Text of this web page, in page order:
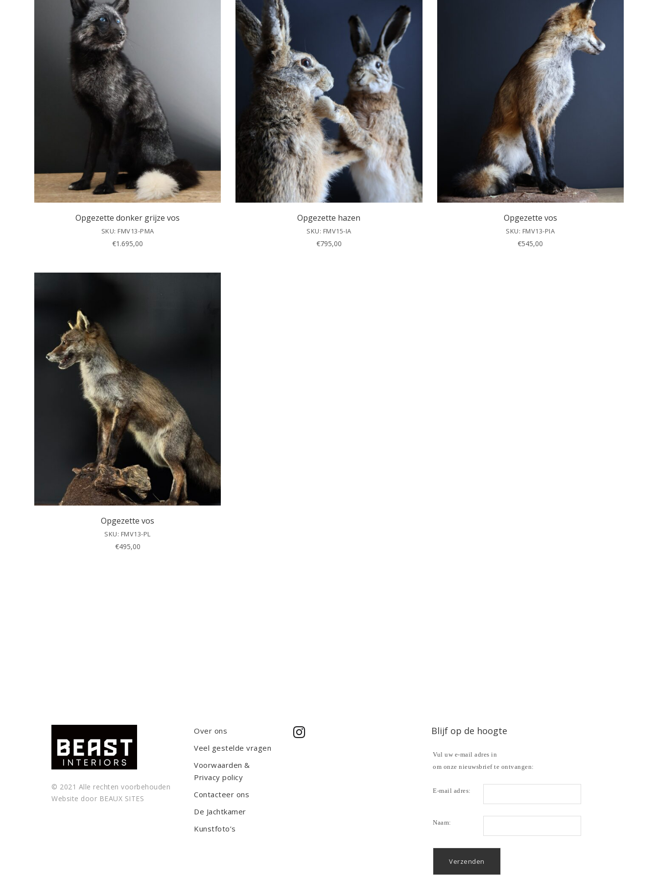
Opgezette donker grijze vos
SKU: FMV13-PMA
€1.695,00
Opgezette hazen
SKU: FMV15-IA
€795,00
Opgezette vos
SKU: FMV13-PIA
€545,00
Opgezette vos
SKU: FMV13-PL
€495,00
© 2021 Alle rechten voorbehouden
Website door BEAUX SITES
Over ons
Veel gestelde vragen
Voorwaarden &
Privacy policy
Contacteer ons
De Jachtkamer
Kunstfoto’s
Blijf op de hoogte
Vul uw e-mail adres in
om onze nieuwsbrief te ontvangen:
E-mail adres:
Naam: